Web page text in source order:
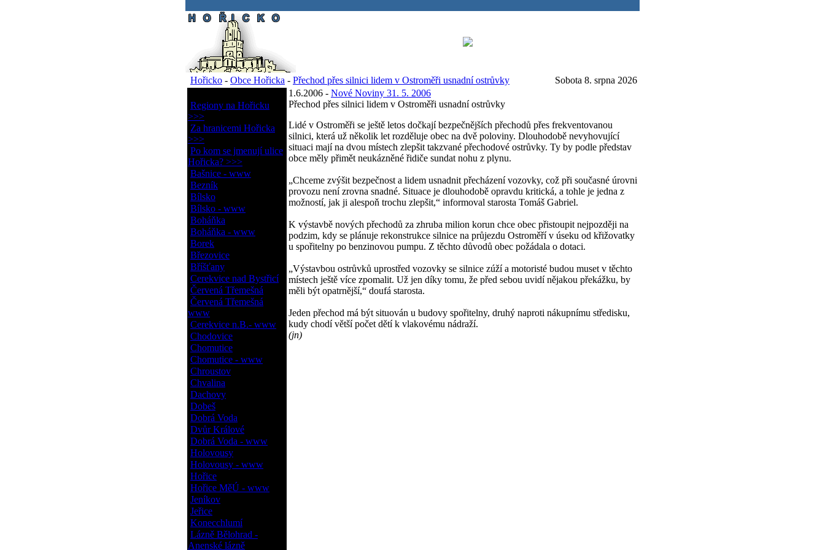
Hořicko - Obce Hořicka - Přechod přes silnici lidem v Ostroměři usnadní ostrůvky
Sobota 8. srpna 2026
Regiony na Hořicku
>>>
Za hranicemi Hořicka
>>>
Po kom se jmenují ulice
Hořicka? >>>
Bašnice - www
Bezník
Bílsko
Bílsko - www
Boháňka
Boháňka - www
Borek
Březovice
Bříšťany
Cerekvice nad Bystřicí
Červená Třemešná
Červená Třemešná
www
Cerekvice n.B.- www
Chodovice
Chomutice
Chomutice - www
Chroustov
Chvalina
Dachovy
Dobeš
Dobrá Voda
Dvůr Králové
Dobrá Voda - www
Holovousy
Holovousy - www
Hořice
Hořice MěÚ - www
Jeníkov
Jeřice
Konecchlumí
Lázně Bělohrad -
Anenské lázně
1.6.2006 - Nové Noviny 31. 5. 2006
Přechod přes silnici lidem v Ostroměři usnadní ostrůvky
Lidé v Ostroměři se ještě letos dočkají bezpečnějších přechodů přes frekventovanou
silnici, která už několik let rozděluje obec na dvě poloviny. Dlouhodobě nevyhovující
situaci mají na dvou místech zlepšit takzvané přechodové ostrůvky. Ty by podle představ
obce měly přimět neukázněné řidiče sundat nohu z plynu.
„Chceme zvýšit bezpečnost a lidem usnadnit přecházení vozovky, což při současné úrovni
provozu není zrovna snadné. Situace je dlouhodobě opravdu kritická, a tohle je jedna z
možností, jak ji alespoň trochu zlepšit,“ informoval starosta Tomáš Gabriel.
K výstavbě nových přechodů za zhruba milion korun chce obec přistoupit nejpozději na
podzim, kdy se plánuje rekonstrukce silnice na průjezdu Ostroměří v úseku od křižovatky
u spořitelny po benzinovou pumpu. Z těchto důvodů obec požádala o dotaci.
„Výstavbou ostrůvků uprostřed vozovky se silnice zúží a motoristé budou muset v těchto
místech ještě více zpomalit. Už jen díky tomu, že před sebou uvidí nějakou překážku, by
měli být opatrnější,“ doufá starosta.
Jeden přechod má být situován u budovy spořitelny, druhý naproti nákupnímu středisku,
kudy chodí větší počet dětí k vlakovému nádraží.
(jn)